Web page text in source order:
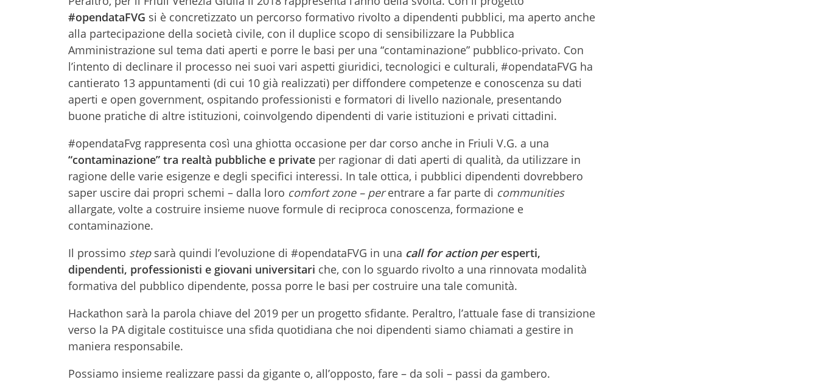
#opendataFVG si è concretizzato un percorso formativo rivolto a dipendenti pubblici, ma aperto anche
alla partecipazione della società civile, con il duplice scopo di sensibilizzare la Pubblica
Amministrazione sul tema dati aperti e porre le basi per una “contaminazione” pubblico-privato. Con
l’intento di declinare il processo nei suoi vari aspetti giuridici, tecnologici e culturali, #opendataFVG ha
cantierato 13 appuntamenti (di cui 10 già realizzati) per diffondere competenze e conoscenza su dati
aperti e open government, ospitando professionisti e formatori di livello nazionale, presentando
buone pratiche di altre istituzioni, coinvolgendo dipendenti di varie istituzioni e privati cittadini.
#opendataFvg rappresenta così una ghiotta occasione per dar corso anche in Friuli V.G. a una
“contaminazione” tra realtà pubbliche e private per ragionar di dati aperti di qualità, da utilizzare in
ragione delle varie esigenze e degli specifici interessi. In tale ottica, i pubblici dipendenti dovrebbero
saper uscire dai propri schemi – dalla loro comfort zone – perentrare a far parte di communities
allargate, volte a costruire insieme nuove formule di reciproca conoscenza, formazione e
contaminazione.
Il prossimo stepsarà quindi l’evoluzione di #opendataFVG in una call for action peresperti,
dipendenti, professionisti e giovani universitari che, con lo sguardo rivolto a una rinnovata modalità
formativa del pubblico dipendente, possa porre le basi per costruire una tale comunità.
Hackathon sarà la parola chiave del 2019 per un progetto sfidante. Peraltro, l’attuale fase di transizione
verso la PA digitale costituisce una sfida quotidiana che noi dipendenti siamo chiamati a gestire in
maniera responsabile.
Possiamo insieme realizzare passi da gigante o, all’opposto, fare – da soli – passi da gambero.